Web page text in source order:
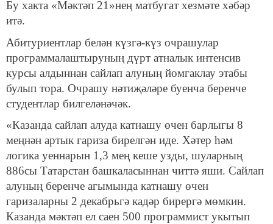
Бу хакта «Мәктәп 21»нең матбугат хезмәте хәбәр
итә.
Абитуриентлар белән күзгә-күз очрашулар
программалаштыруның дүрт атналык интенсив
курсы алдыннан сайлап алуның йомгаклау этабы
булып тора. Очрашу нәтиҗәләре буенча беренче
студентлар билгеләнәчәк.
«Казанда сайлап алуда катнашу өчен барлыгы 8
меңнән артык гариза бирелгән иде. Хәтер һәм
логика уеннарын 1,3 мең кеше узды, шуларның
886сы Татарстан башкаласыннан читтә яши. Сайлап
алуның беренче агымында катнашу өчен
гаризаларны 2 декабрьгә кадәр бирергә мөмкин.
Казанда мәктәп ел саен 500 программист укытып